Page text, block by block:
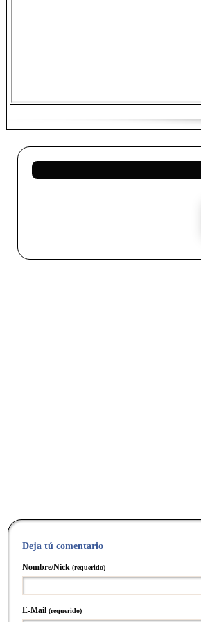
Deja tú comentario
Nombre/Nick (requerido)
E-Mail (requerido)